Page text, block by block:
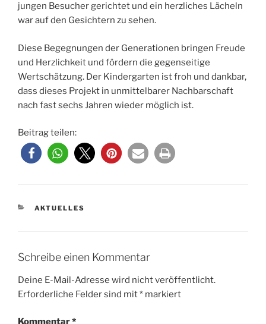
jungen Besucher gerichtet und ein herzliches Lächeln
war auf den Gesichtern zu sehen.
Diese Begegnungen der Generationen bringen Freude
und Herzlichkeit und fördern die gegenseitige
Wertschätzung. Der Kindergarten ist froh und dankbar,
dass dieses Projekt in unmittelbarer Nachbarschaft
nach fast sechs Jahren wieder möglich ist.
Beitrag teilen:
KATEGORIEN
AKTUELLES
Schreibe einen Kommentar
Deine E-Mail-Adresse wird nicht veröffentlicht.
Erforderliche Felder sind mit* markiert
Kommentar*